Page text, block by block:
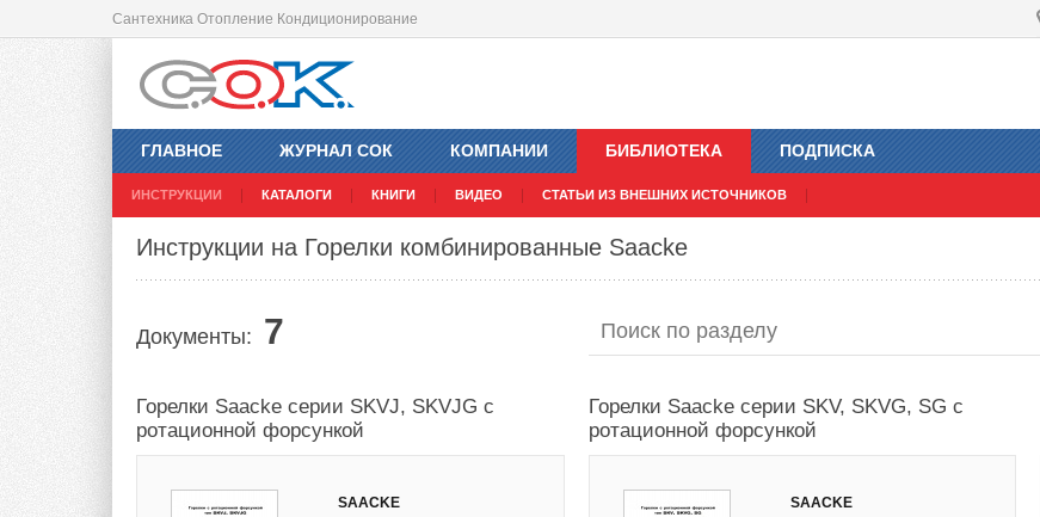
Сантехника Отопление Кондиционирование
ГЛАВНОЕ ЖУРНАЛ СОК КОМПАНИИ БИБЛИОТЕКА
ИНСТРУКЦИИ КАТАЛОГИ КНИГИ ВИДЕО СТАТЬИ ИЗ ВНЕШНИХ ИСТОЧНИКОВ
ПОДПИСКА
Инструкции на Горелки комбинированные Saacke
Документы: 7
Горелки Saacke серии SKVJ, SKVJG с
ротационной форсункой
SAACKE
Горелки Saacke серии SKV, SKVG, SG с
ротационной форсункой
SAACKE